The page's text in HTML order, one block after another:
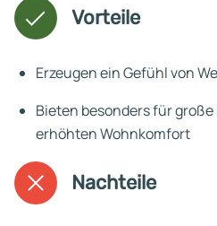
Vorteile
Erzeugen ein Gefühl von
Bieten besonders für
erhöhten Wohnkomfort
Nachteile